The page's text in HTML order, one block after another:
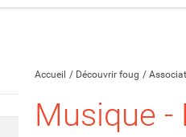
Accueil Découvrir foug
Musique -